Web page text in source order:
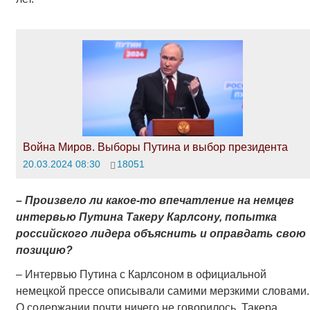
Война Миров. Выборы Путина и выбор президента
20.03.2024 08:30 18051
– Произвело ли какое-то впечатление на немцев
интервью Путина Такеру Карлсону, попытка
российского лидера объяснить и оправдать свою
позицию?
– Интервью Путина с Карлсоном в официальной
немецкой прессе описывали самими мерзкими словами.
О содержании почти ничего не говорилось. Такера